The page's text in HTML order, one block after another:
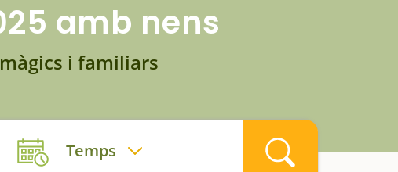
amb nens
i familiars
Temps